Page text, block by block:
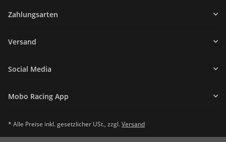
Zahlungsarten
Versand
Social Media
Mobo Racing App
* Alle Preise inkl. gesetzlicher USt., zzgl.Versand